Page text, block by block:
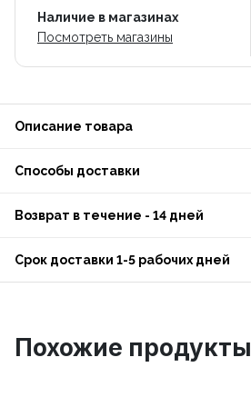
Наличие в магазинах
Посмотреть магазины
Описание товара
Способы доставки
Возврат в течение - 14 дней
Срок доставки 1-5 рабочих дней
Похожие продукты